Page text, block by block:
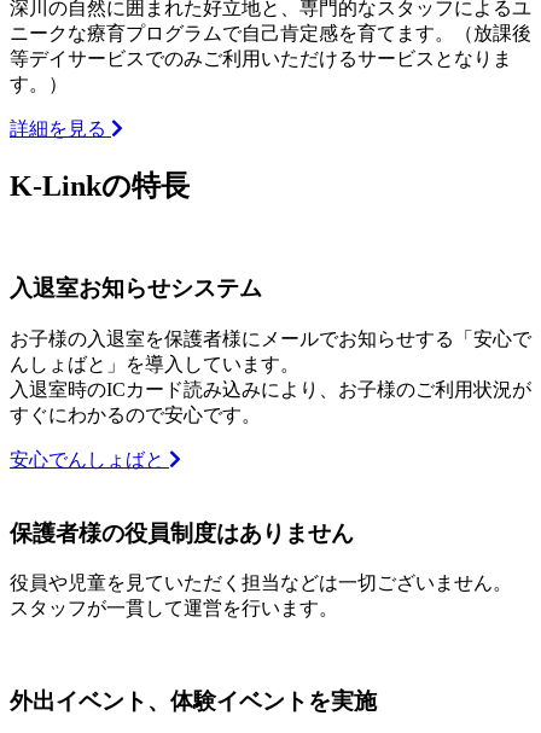
深川の自然に囲まれた好立地と、専門的なスタッフによるユ
ニークな療育プログラムで自己肯定感を育てます。（放課後
等デイサービスでのみご利用いただけるサービスとなりま
す。）
詳細を見る
K-Linkの特長
入退室お知らせシステム
お子様の入退室を保護者様にメールでお知らせする「安心で
んしょばと」を導入しています。
入退室時のICカード読み込みにより、お子様のご利用状況が
すぐにわかるので安心です。
安心でんしょばと
保護者様の役員制度はありません
役員や児童を見ていただく担当などは一切ございません。
スタッフが一貫して運営を行います。
外出イベント、体験イベントを実施